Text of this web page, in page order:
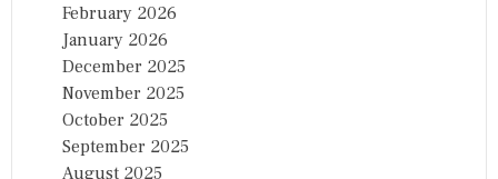
February 2026
January 2026
December 2025
November 2025
October 2025
September 2025
August 2025